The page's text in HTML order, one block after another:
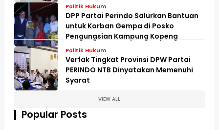
Politik Hukum
DPP Partai Perindo Salurkan Bantuan
untuk Korban Gempa di Posko
Pengungsian Kampung Kopeng
Politik Hukum
Verfak Tingkat Provinsi DPW Partai
PERINDO NTB Dinyatakan Memenuhi
Syarat
VIEW ALL
Popular Posts